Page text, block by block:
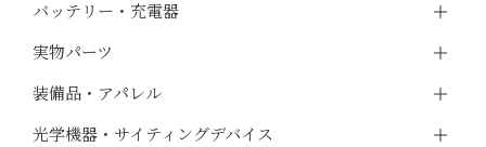
バッテリー・充電器
実物パーツ
装備品・アパレル
光学機器・サイティングデバイス